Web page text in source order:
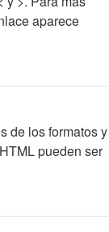
aparece
de los formatos y
pueden ser